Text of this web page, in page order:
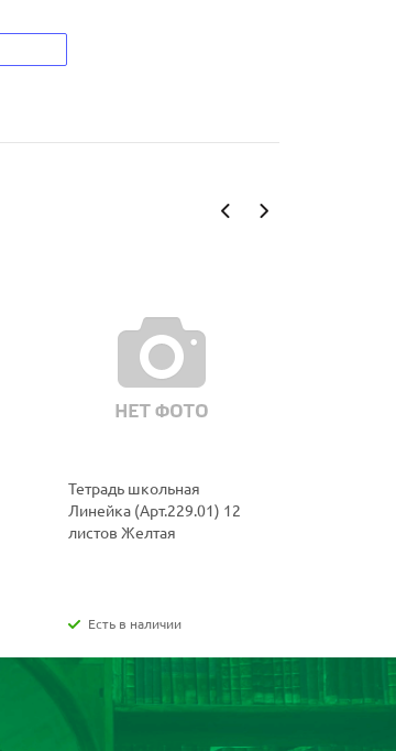
Тетрадь школьная
Линейка (Арт.229.01) 12
листов Желтая
Есть в наличии